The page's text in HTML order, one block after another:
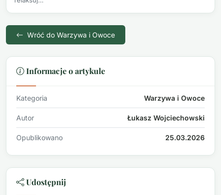
Wróć do Warzywa i Owoce
Informacje o artykule
Kategoria Warzywa i Owoce
Autor Łukasz Wojciechowski
Opublikowano 25.03.2026
Udostępnij